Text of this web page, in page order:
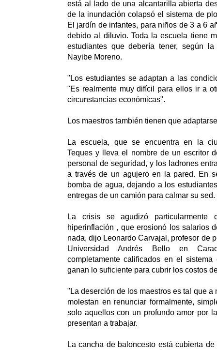
está al lado de una alcantarilla abierta
de la inundación colapsó el sistema de
El jardín de infantes, para niños de 3 a 6
debido al diluvio. Toda la escuela tiene
estudiantes que debería tener, según
Nayibe Moreno.
"Los estudiantes se adaptan a las
"Es realmente muy difícil para ellos ir a
circunstancias económicas".
Los maestros también tienen que
La escuela, que se encuentra en la
Teques y lleva el nombre de un escritor
personal de seguridad, y los ladrones
a través de un agujero en la pared. En
bomba de agua, dejando a los
entregas de un camión para calmar su sed.
La crisis se agudizó
hiperinflación , que erosionó los salarios
nada, dijo Leonardo Carvajal, profesor de
Universidad Andrés Bello en
completamente calificados en el
ganan lo suficiente para cubrir los costos
"La deserción de los maestros es tal que a
molestan en renunciar formalmente,
solo aquellos con un profundo amor por
presentan a trabajar.
La cancha de baloncesto está cubierta